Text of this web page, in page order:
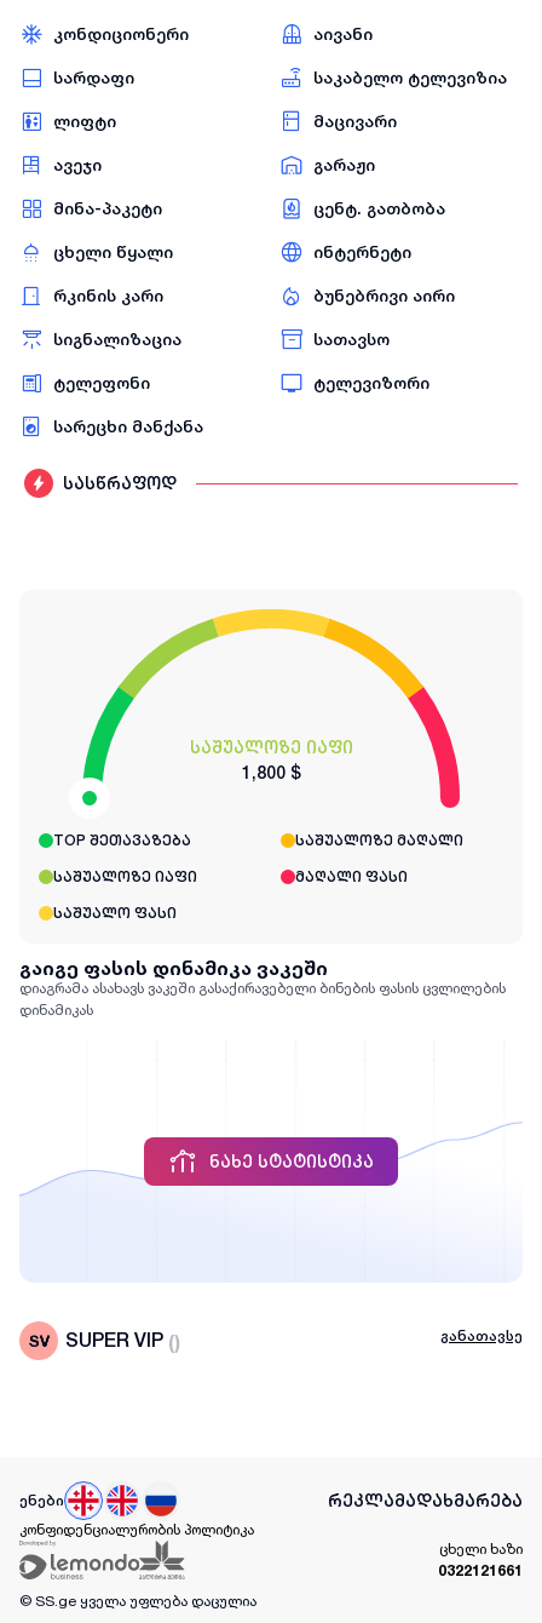
კონდიციონერი აივანი
სარდაფი საკაბელო ტელევიზია
ლიფტი მაცივარი
ავეჯი გარაჟი
მინა-პაკეტი ცენტ. გათბობა
ცხელი წყალი ინტერნეტი
რკინის კარი ბუნებრივი აირი
სიგნალიზაცია სათავსო
ტელეფონი ტელევიზორი
სარეცხი მანქანა
სასწრაფოდ
საშუალოზე იაფი
1,800 $
TOP შეთავაზება საშუალოზე მაღალი
საშუალოზე იაფი მაღალი ფასი
საშუალო ფასი
გაიგე ფასის დინამიკა ვაკეში
დიაგრამა ასახავს ვაკეში გასაქირავებელი ბინების ფასის ცვლილების
დინამიკას
ᲜᲐᲮᲔ ᲡᲢᲐᲢᲘᲡᲢᲘᲙᲐ
SUPER VIP () განათავსე
ენები რეკლამადახმარება
კონფიდენციალურობის პოლიტიკა
ცხელი ხაზი
0322121661
© SS.ge ყველა უფლება დაცულია